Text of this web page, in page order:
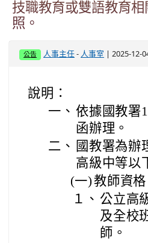
技職教育或雙語教育
照。
公告 人事主任 - 人事室 | 2025-12-
說明：
一、 依據國教署
函辦理。
二、 國教署為辦
高級中等以
(一)教師資格
１、 公立高
及全校
師。